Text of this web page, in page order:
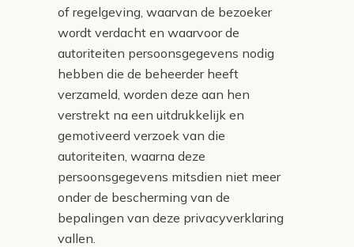
of regelgeving, waarvan de bezoeker
wordt verdacht en waarvoor de
autoriteiten persoonsgegevens nodig
hebben die de beheerder heeft
verzameld, worden deze aan hen
verstrekt na een uitdrukkelijk en
gemotiveerd verzoek van die
autoriteiten, waarna deze
persoonsgegevens mitsdien niet meer
onder de bescherming van de
bepalingen van deze privacyverklaring
vallen.